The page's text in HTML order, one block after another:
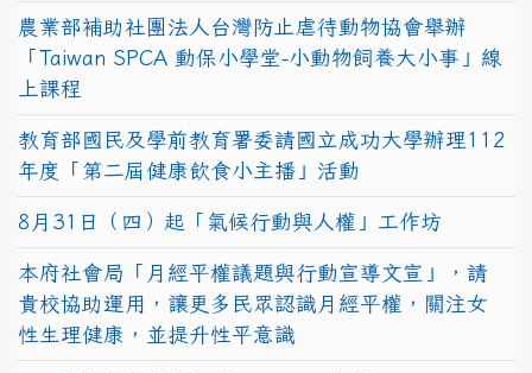
農業部補助社團法人台灣防止虐待動物協會舉辦
「Taiwan SPCA 動保小學堂-小動物飼養大小事」線
上課程
教育部國民及學前教育署委請國立成功大學辦理112
年度「第二屆健康飲食小主播」活動
8月31日（四）起「氣候行動與人權」工作坊
本府社會局「月經平權議題與行動宣導文宣」，請
貴校協助運用，讓更多民眾認識月經平權，關注女
性生理健康，並提升性平意識